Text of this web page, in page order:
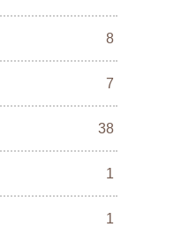
8
7
38
1
1